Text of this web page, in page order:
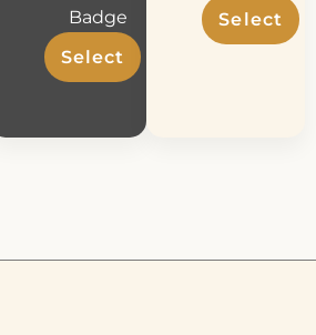
Badge
Select
Select